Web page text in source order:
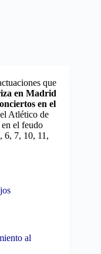
que
en Madrid
en el
Atlético de
el feudo
6, 7, 10, 11,
al